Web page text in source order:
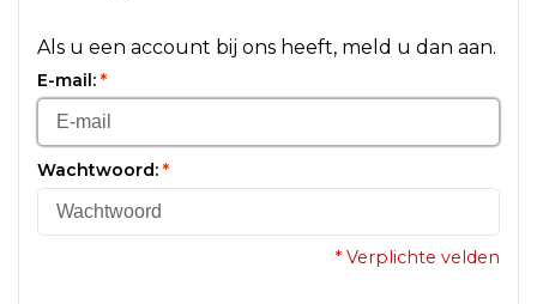
Als u een account bij ons heeft, meld u dan aan.
E-mail: *
Wachtwoord: *
* Verplichte velden